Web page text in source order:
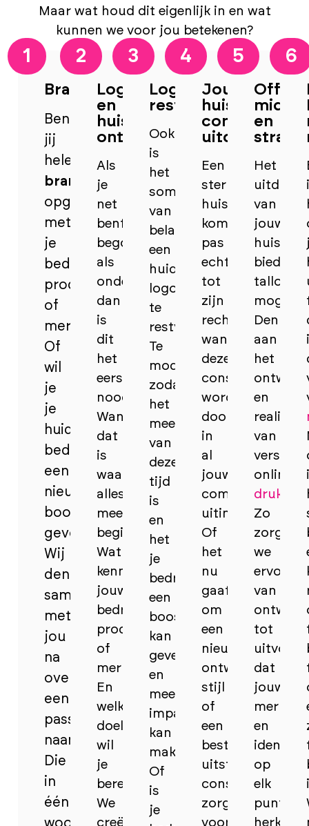
Maar wat houd dit eigenlijk in en wat
kunnen we voor jou betekenen?
1
Branding
Ben
jij
helemaal
brandnew
opgestart
met
je
bedrijf,
product
of
merk?
Of
wil
je
je
huidige
bedrijf
een
nieuwe
boost
geven?
Wij
denken
samen
met
jou
na
over
een
passende
naam.
Die
in
één
woord
2
Logo
en
huisstijl
ontwerp
Als
je
net
bent
begonnen
als
ondernemer
dan
is
dit
het
eerste
noodzakelijke.
Want
dat
is
waar
alles
mee
begint.
Wat
kenmerkt
jouw
bedrijf,
product
of
merk?
En
welke
doelgroepen
wil
je
bereiken?
We
creëren
3
Logo
restyling
Ook
is
het
soms
van
belang
een
huidig
logo
te
restylen.
Te
moderniseren
zodat
het
meer
van
deze
tijd
is
en
het
je
bedrijf
een
boost
kan
geven
en
meer
impact
kan
maken.
Of
is
je
4
Jouw
huisstijl
consequent
uitdragen
Een
sterke
huisstijl
komt
pas
echt
tot
zijn
recht
wanneer
deze
consequent
wordt
doorgevoerd
in
al
jouw
communicatie-
uitingen.
Of
het
nu
gaat
om
een
nieuw
ontwikkelde
stijl
of
een
bestaande
uitstraling:
consistentie
zorgt
voor
5
Offline
en
Het
van
jouw
huisstijl
biedt
talloze
Denk
aan
het
en
van
online
Zo
zorgen
we
ervoor,
van
ontwerp
tot
dat
jouw
merk
en
op
elk
punt
6